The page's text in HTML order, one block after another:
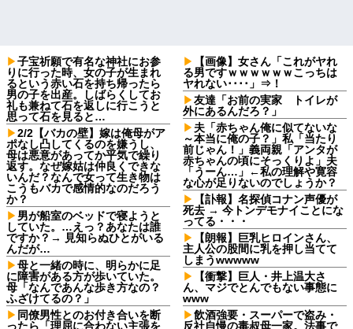
子宝祈願で有名な神社にお参
りに行った時、女の子が生まれ
るという赤い石を持ち帰ったら
男の子を出産。しばらくしてお
礼も兼ねて石を返しに行こうと
思って石を見ると…
2/2【バカの壁】嫁は俺母がア
ポなし凸してくるのを嫌うし、
母は悪意があってか平気で繰り
返す。なぜ嫁姑は仲良くできな
いんだ？なんで女って生き物は
こうもバカで感情的なのだろう
か？
男が船室のベッドで寝ようと
していた。…えっ？あなたは誰
ですか？→ 見知らぬひとがいる
んだが…
母と一緒の時に、明らかに足
に障害がある方が歩いていた。
母「なんであんな歩き方なの？
ふざけてるの？」
同僚男性とのお付き合いを断
ったら「理屈に合わない主張を
【画像】女さん「これがヤれ
る男ですｗｗｗｗｗｗこっちは
ヤれない････」⇒！
友達「お前の実家 トイレが
外にあるんだろ？」
夫「赤ちゃん俺に似てないな
～本当に俺の子？」私「当たり
前じゃん！」義両親「アンタが
赤ちゃんの頃にそっくりよ」夫
「うーん…」←私の理解や寛容
な心が足りないのでしょうか？
【訃報】名探偵コナン声優が
死去 → 今トンデモナイことにな
ってる・・・
【朗報】巨乳ヒロインさん、
主人公の股間に乳を押し当てて
しまうwwwww
【衝撃】巨人・井上温大さ
ん、マジでとんでもない事態に
www
飲酒強要・スーパーで盗み・
反社自慢の毒叔母一家。法事で